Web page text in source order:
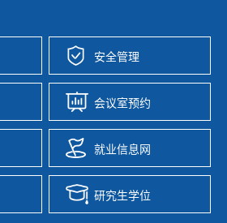
安全管理
会议室预约
就业信息网
研究生学位